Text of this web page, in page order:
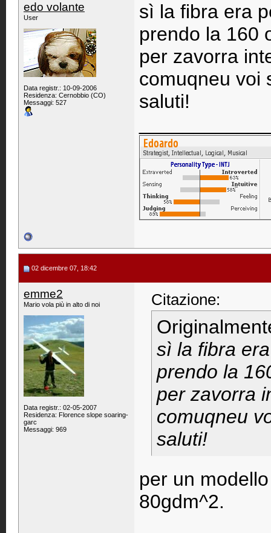
edo volante
User
Data registr.: 10-09-2006
Residenza: Cernobbio (CO)
Messaggi: 527
sì la fibra era
prendo la 160
per zavorra
comuqneu voi
saluti!
02 dicembre 07, 18:42
emme2
Mario vola più in alto di noi
Data registr.: 02-05-2007
Residenza: Florence slope soaring-
garc
Messaggi: 969
Citazione:
sì la fibra
prendo la
per zavorra
comuqneu
saluti!
per un
80gdm^2.